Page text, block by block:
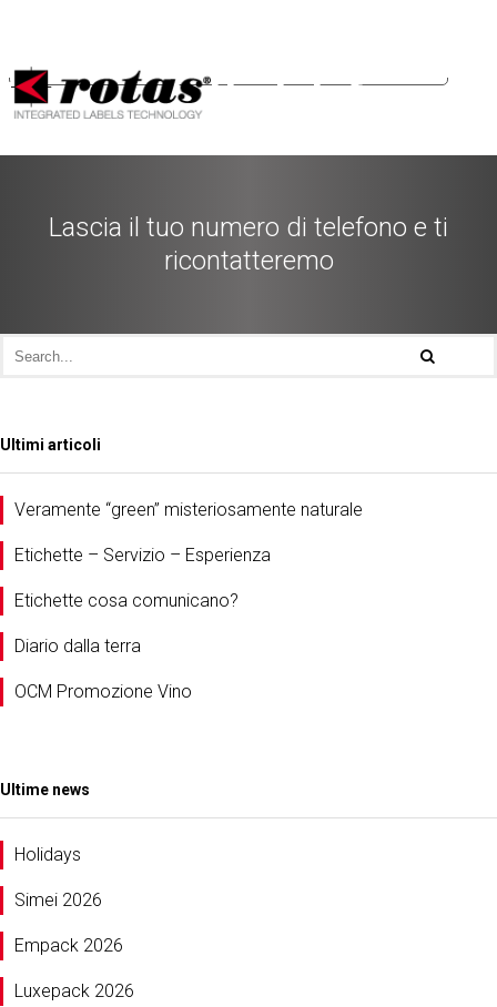
Row contatto telefono IT
Lascia il tuo numero di telefono e ti
ricontatteremo
Ultimi articoli
Veramente “green” misteriosamente naturale
Etichette – Servizio – Esperienza
Etichette cosa comunicano?
Diario dalla terra
OCM Promozione Vino
Ultime news
Holidays
Simei 2026
Empack 2026
Luxepack 2026
Informativa sulla raccolta